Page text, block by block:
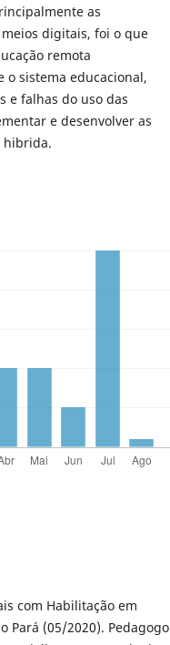
as
digitais, foi o que
remota
o sistema educacional,
e falhas do uso das
e desenvolver as
hibrida.
com Habilitação em
Pará (05/2020). Pedagogo